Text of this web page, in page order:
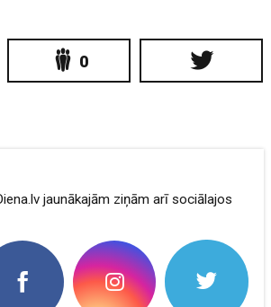
0
jaunākajām ziņām arī sociālajos